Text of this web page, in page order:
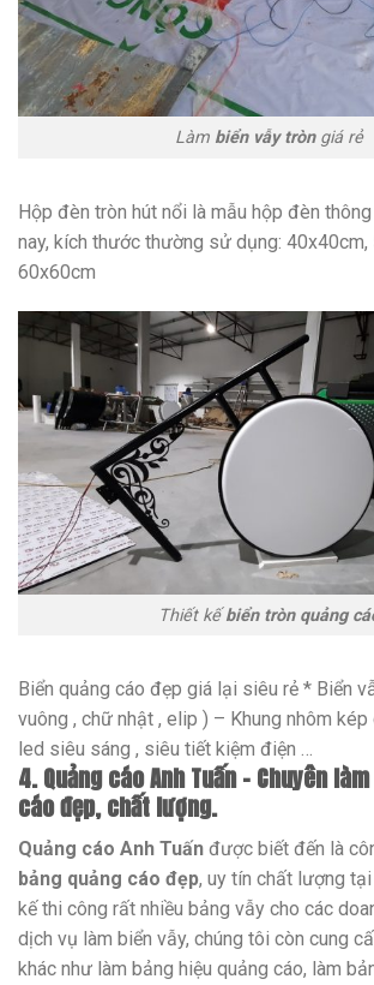
Làmbiển vẫy tròngiá rẻ
Hộp đèn tròn hút nổi là mẫu hộp đèn
nay, kích thước thường sử dụng: 40x40cm,
60x60cm
Thiết kếbiển tròn quảng
Biển quảng cáo đẹp giá lại siêu rẻ * Biển
vuông , chữ nhật , elip ) – Khung nhôm
led siêu sáng , siêu tiết kiệm điện …
4. Quảng cáo Anh Tuấn – Chuyên
cáo đẹp, chất lượng.
Quảng cáo Anh Tuấn được biết đến là
bảng quảng cáo đẹp, uy tín chất lượng
kế thi công rất nhiều bảng vẫy cho các
dịch vụ làm biển vẫy, chúng tôi còn cung
khác như làm bảng hiệu quảng cáo, làm